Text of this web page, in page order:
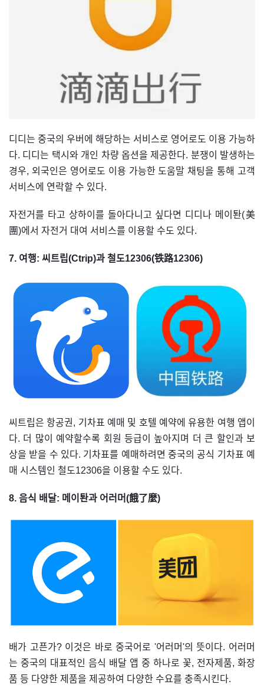
디디는 중국의 우버에 해당하는 서비스로 영어로도 이용 가능하
다. 디디는 택시와 개인 차량 옵션을 제공한다. 분쟁이 발생하는
경우, 외국인은 영어로도 이용 가능한 도움말 채팅을 통해 고객
서비스에 연락할 수 있다.
자전거를 타고 상하이를 돌아다니고 싶다면 디디나 메이퇀(美
團)에서 자전거 대여 서비스를 이용할 수도 있다.
7. 여행: 씨트립(Ctrip)과 철도12306(铁路12306)
씨트립은 항공권, 기차표 예매 및 호텔 예약에 유용한 여행 앱이
다. 더 많이 예약할수록 회원 등급이 높아지며 더 큰 할인과 보
상을 받을 수 있다. 기차표를 예매하려면 중국의 공식 기차표 예
매 시스템인 철도12306을 이용할 수도 있다.
8. 음식 배달: 메이퇀과 어러머(餓了麼)
배가 고픈가? 이것은 바로 중국어로 '어러머'의 뜻이다. 어러머
는 중국의 대표적인 음식 배달 앱 중 하나로 꽃, 전자제품, 화장
품 등 다양한 제품을 제공하여 다양한 수요를 충족시킨다.